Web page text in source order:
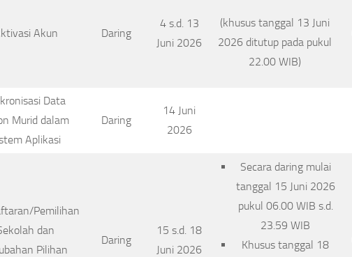
Akun Daring
4 s.d. 13
Juni 2026
(khusus tanggal 13 Juni
2026 ditutup pada pukul
22.00 WIB)
Data
Murid dalam
Aplikasi
Daring
14 Juni
2026
Pemilihan
dan
Pilihan
Daring
15 s.d. 18
Juni 2026
Secara daring mulai
tanggal 15 Juni 2026
pukul 06.00 WIB s.d.
23.59 WIB
Khusus tanggal 18